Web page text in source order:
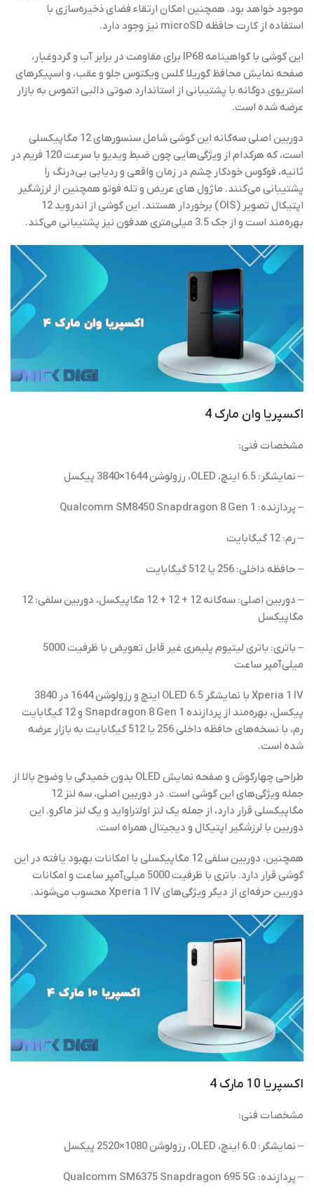
موجود خواهد بود. همچنین امکان ارتقاء فضای ذخیره‌سازی با
استفاده از کارت حافظه microSD نیز وجود دارد.
این گوشی با گواهینامه IP68 برای مقاومت در برابر آب و گردوغبار،
صفحه نمایش محافظ گوریلا گلس ویکتوس جلو و عقب، و اسپیکرهای
استریوی دوگانه با پشتیبانی از استاندارد صوتی دالبی اتموس به بازار
عرضه شده است.
دوربین اصلی سه‌گانه این گوشی شامل سنسورهای 12 مگاپیکسلی
است، که هرکدام از ویژگی‌هایی چون ضبط ویدیو با سرعت 120 فریم در
ثانیه، فوکوس خودکار چشم در زمان واقعی و ردیابی بی‌درنگ را
پشتیبانی می‌کنند. ماژول های عریض و تله فوتو همچنین از لرزشگیر
اپتیکال تصویر (OIS) برخوردار هستند. این گوشی از اندروید 12
بهره‌مند است و از جک 3.5 میلی‌متری هدفون نیز پشتیبانی می‌کند.
اکسپریا وان مارک 4
مشخصات فنی:
– نمایشگر: 6.5 اینچ، OLED، رزولوشن 1644×3840 پیکسل
– پردازنده: Qualcomm SM8450 Snapdragon 8 Gen 1
– رم: 12 گیگابایت
– حافظه داخلی: 256 یا 512 گیگابایت
– دوربین اصلی: سه‌گانه 12 + 12 + 12 مگاپیکسل، دوربین سلفی: 12
مگاپیکسل
– باتری: باتری لیتیوم پلیمری غیر قابل تعویض با ظرفیت 5000
میلی‌آمپر ساعت
Xperia 1 IV با نمایشگر OLED 6.5 اینچ و رزولوشن 1644 در 3840
پیکسل، بهره‌مند از پردازنده Snapdragon 8 Gen 1 و 12 گیگابایت
رم، با نسخه‌های حافظه داخلی 256 یا 512 گیگابایت به بازار عرضه
شده است.
طراحی چهارگوش و صفحه نمایش OLED بدون خمیدگی با وضوح بالا از
جمله ویژگی‌های این گوشی است. در دوربین اصلی، سه لنز 12
مگاپیکسلی قرار دارد، از جمله یک لنز اولتراواید و یک لنز ماکرو. این
دوربین با لرزشگیر اپتیکال و دیجیتال همراه است.
همچنین، دوربین سلفی 12 مگاپیکسلی با امکانات بهبود یافته در این
گوشی قرار دارد. باتری با ظرفیت 5000 میلی‌آمپر ساعت و امکانات
دوربین حرفه‌ای از دیگر ویژگی‌های Xperia 1 IV محسوب می‌شوند.
اکسپریا 10 مارک 4
مشخصات فنی:
– نمایشگر: 6.0 اینچ، OLED، رزولوشن 1080×2520 پیکسل
– پردازنده: Qualcomm SM6375 Snapdragon 695 5G